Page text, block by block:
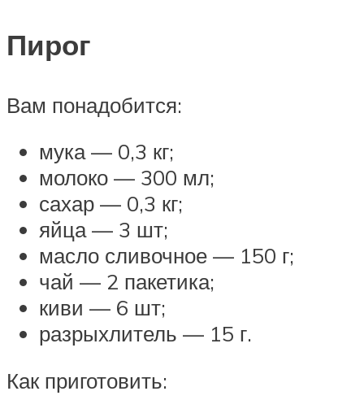
Пирог
Вам понадобится:
мука — 0,3 кг;
молоко — 300 мл;
сахар — 0,3 кг;
яйца — 3 шт;
масло сливочное — 150 г;
чай — 2 пакетика;
киви — 6 шт;
разрыхлитель — 15 г.
Как приготовить: